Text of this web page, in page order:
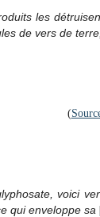
les
de vers de
(
voici
qui enveloppe sa